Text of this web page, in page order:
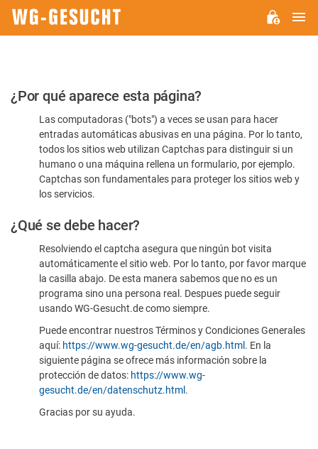
Por
favor,
confirme
humano
¿Por qué aparece esta página?
Las computadoras ("bots") a veces se usan para hacer
entradas automáticas abusivas en una página. Por lo tanto,
todos los sitios web utilizan Captchas para distinguir si un
humano o una máquina rellena un formulario, por ejemplo.
Captchas son fundamentales para proteger los sitios web y
los servicios.
¿Qué se debe hacer?
Resolviendo el captcha asegura que ningún bot visita
automáticamente el sitio web. Por lo tanto, por favor marque
la casilla abajo. De esta manera sabemos que no es un
programa sino una persona real. Despues puede seguir
usando WG-Gesucht.de como siempre.
Puede encontrar nuestros Términos y Condiciones Generales
aquí: https://www.wg-gesucht.de/en/agb.html . En la
siguiente página se ofrece más información sobre la
protección de datos: https://www.wg-
gesucht.de/en/datenschutz.html .
Gracias por su ayuda.